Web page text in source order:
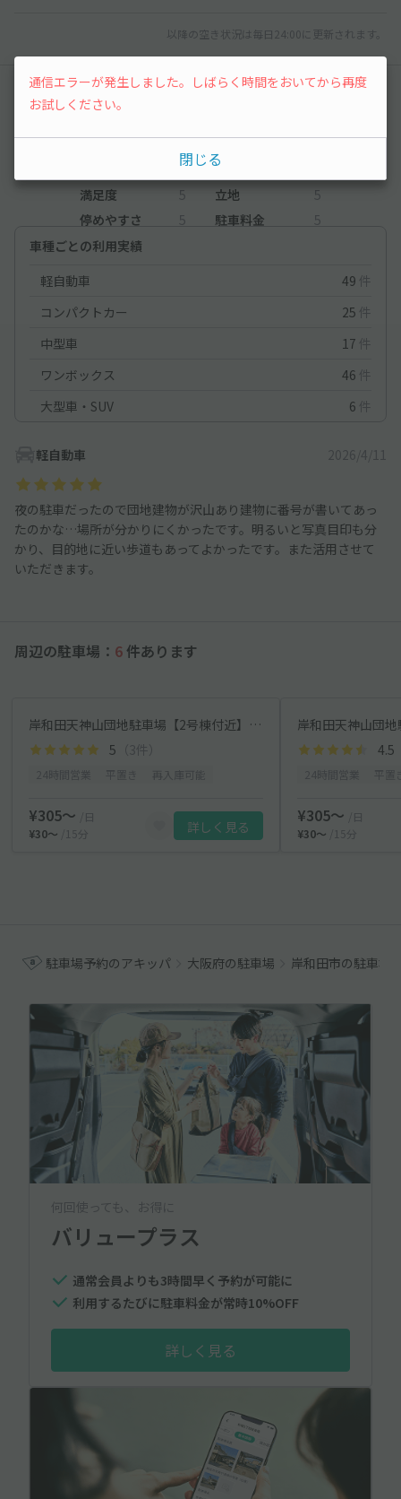
以降の空き状況は毎日24:00に更新されます。
レビュー
5
満足度 5 立地
5
停めやすさ
5 駐車料金
5
車種ごとの利用実績
軽自動車
49 件
コンパクトカー
25 件
中型車
17 件
ワンボックス
46 件
大型車・SUV
6 件
軽自動車 2026/4/11
夜の駐車だったので団地建物が沢山あり建物に番号が書いてあっ
たのかな…場所が分かりにくかったです。明るいと写真目印も分
かり、目的地に近い歩道もあってよかったです。また活用させて
いただきます。
周辺の駐車場： 6 件あります
岸和田天神山団地駐車場【2号棟付近】(0120)
5 （3件）
¥305〜
/日
¥30〜
/15分 詳しく見る
4.5
¥305〜
/日
¥30〜
/15分
駐車場予約のアキッパ 大阪府の駐車場 岸和田市の駐車場
通信エラーが発生しました。しばらく時間をおいてから再度
お試しください。
閉じる
何回使っても、お得に
バリュープラス
通常会員よりも3時間早く予約が可能に
利用するたびに駐車料金が常時10%OFF
詳しく見る